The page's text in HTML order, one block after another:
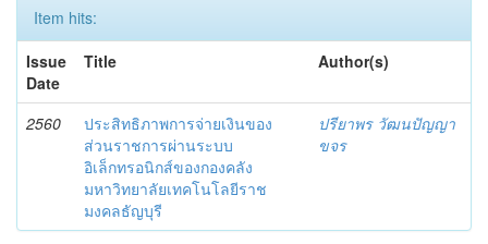
Item hits:
Issue
Date
Title Author(s)
2560
ประสิทธิภาพการจ่ายเงินของ
ส่วนราชการผ่านระบบ
อิเล็กทรอนิกส์ของกองคลัง
มหาวิทยาลัยเทคโนโลยีราช
มงคลธัญบุรี
ปรียาพร วัฒนปัญญา
ขจร